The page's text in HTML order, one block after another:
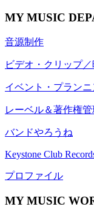
MY MUSIC
音源制作
ビデオ・クリップ
イベント・プラン
レーベル＆著作権管
バンドやろうね
Keystone Club
プロファイル
MY MUSIC